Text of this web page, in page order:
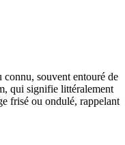
connu, souvent entouré de
qui signifie littéralement
frisé ou ondulé, rappelant